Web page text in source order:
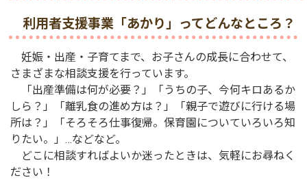
利用者支援事業「あかり」ってどんなところ？
妊娠・出産・子育てまで、お子さんの成長に合わせて、
さまざまな相談支援を行っています。
「出産準備は何が必要？」「うちの子、今何キロあるか
しら？」「離乳食の進め方は？」「親子で遊びに行ける場
所は？」「そろそろ仕事復帰。保育園についていろいろ知
りたい。」…などなど。
どこに相談すればよいか迷ったときは、気軽にお尋ねく
ださい！